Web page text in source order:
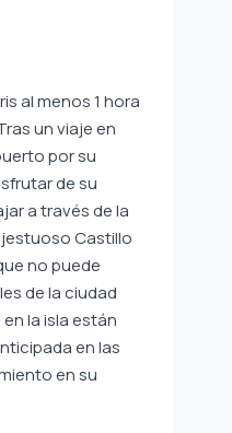
al menos 1 hora
un viaje en
por su
de su
a través de la
Castillo
no puede
de la ciudad
la isla están
en las
en su